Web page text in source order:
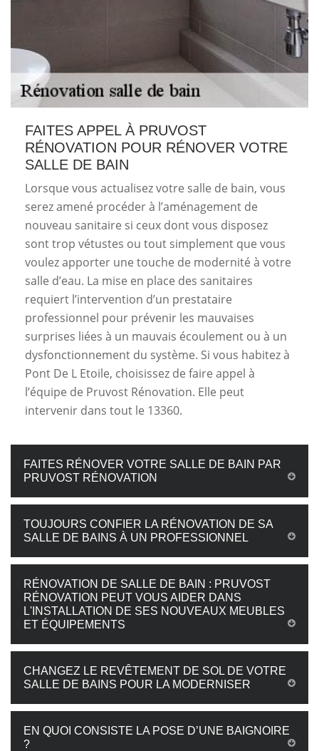
FAITES APPEL À PRUVOST
RÉNOVATION POUR RÉNOVER VOTRE
SALLE DE BAIN
Lorsque vous actualisez votre salle de bain, vous
serez amené procéder à l’aménagement de
nouveau sanitaire si ceux dont vous disposez
sont trop vétustes ou tout simplement que vous
voulez apporter une touche de modernité à votre
salle d’eau. La mise en place des sanitaires
requiert l’intervention d’un prestataire
professionnel pour prévenir les mauvaises
surprises liées à un mauvais écoulement ou à un
dysfonctionnement du système. Si vous habitez à
Pont De L Etoile, choisissez de faire appel à
l’équipe de Pruvost Rénovation. Elle peut
intervenir dans tout le 13360.
FAITES RÉNOVER VOTRE SALLE DE BAIN PAR
PRUVOST RÉNOVATION
TOUJOURS CONFIER LA RÉNOVATION DE SA
SALLE DE BAINS À UN PROFESSIONNEL
RÉNOVATION DE SALLE DE BAIN : PRUVOST
RÉNOVATION PEUT VOUS AIDER DANS
L'INSTALLATION DE SES NOUVEAUX MEUBLES
ET ÉQUIPEMENTS
CHANGEZ LE REVÊTEMENT DE SOL DE VOTRE
SALLE DE BAINS POUR LA MODERNISER
EN QUOI CONSISTE LA POSE D’UNE BAIGNOIRE
?